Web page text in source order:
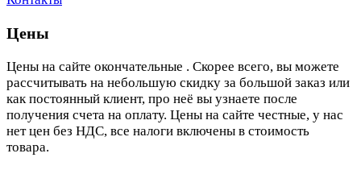
Цены
Цены на сайте окончательные . Скорее всего, вы можете
рассчитывать на небольшую скидку за большой заказ или
как постоянный клиент, про неё вы узнаете после
получения счета на оплату. Цены на сайте честные, у нас
нет цен без НДС, все налоги включены в стоимость
товара.